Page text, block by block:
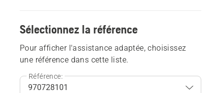
Sélectionnez la référence
Pour afficher l'assistance adaptée, choisissez
une référence dans cette liste.
Référence: